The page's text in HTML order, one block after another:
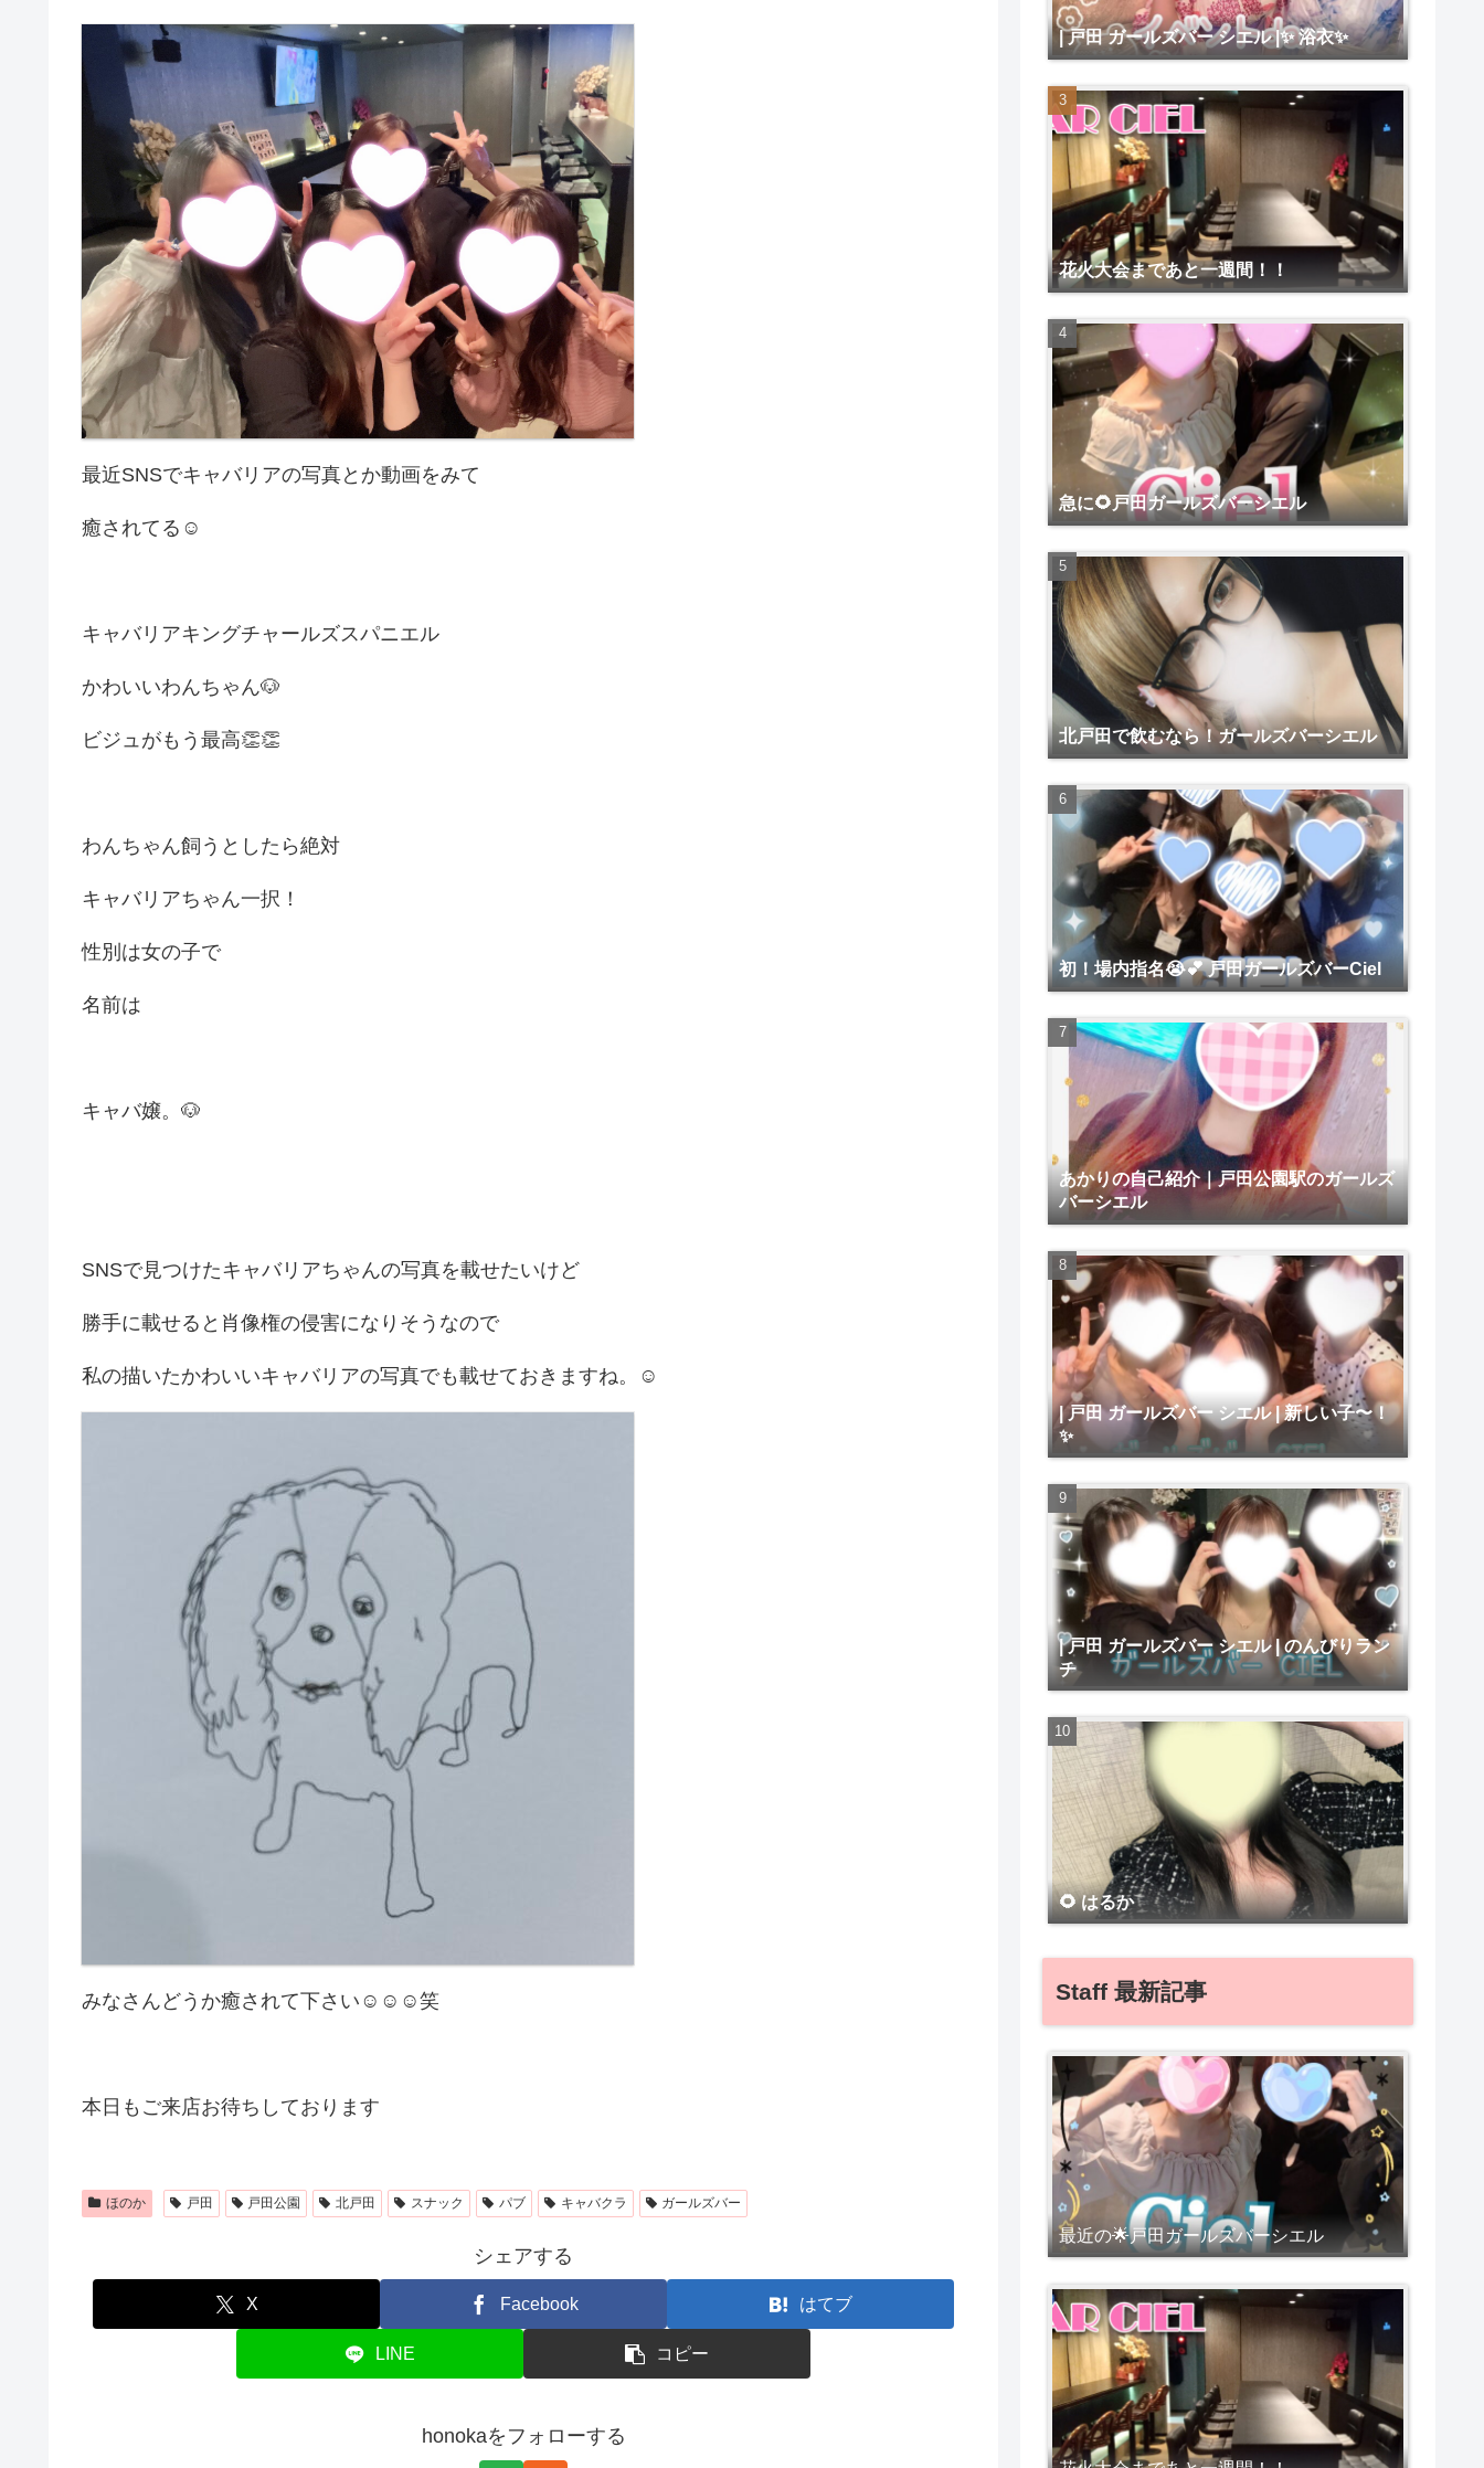
最近SNSでキャバリアの写真とか動画をみて
癒されてる☺️
キャバリアキングチャールズスパニエル
かわいいわんちゃん🐶
ビジュがもう最高👏👏
わんちゃん飼うとしたら絶対
キャバリアちゃん一択！
性別は女の子で
名前は
キャバ嬢。🐶
SNSで見つけたキャバリアちゃんの写真を載せたいけど
勝手に載せると肖像権の侵害になりそうなので
私の描いたかわいいキャバリアの写真でも載せておきますね。☺️
みなさんどうか癒されて下さい☺️☺️☺️笑
本日もご来店お待ちしております
ほのか 戸田 戸田公園 北戸田 スナック パブ キャバクラ ガールズバー
シェアする
X Facebook はてブ
LINE コピー
honokaをフォローする
| 戸田 ガールズバー シエル |✨ 浴衣✨
花火大会まであと一週間！！
急に🌻戸田ガールズバーシエル
北戸田で飲むなら！ガールズバーシエル
初！場内指名😭💕 戸田ガールズバーCiel
あかりの自己紹介｜戸田公園駅のガールズ
バーシエル
| 戸田 ガールズバー シエル | 新しい子〜！
✨
| 戸田 ガールズバー シエル | のんびりラン
チ
🌻 はるか
Staff 最新記事
最近の🌟戸田ガールズバーシエル